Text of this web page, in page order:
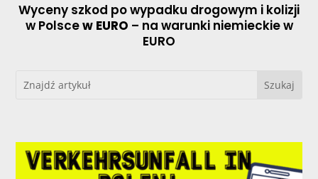
Wyceny szkod po wypadku drogowym i kolizji
w Polscew EURO – na warunki niemieckie w
EURO